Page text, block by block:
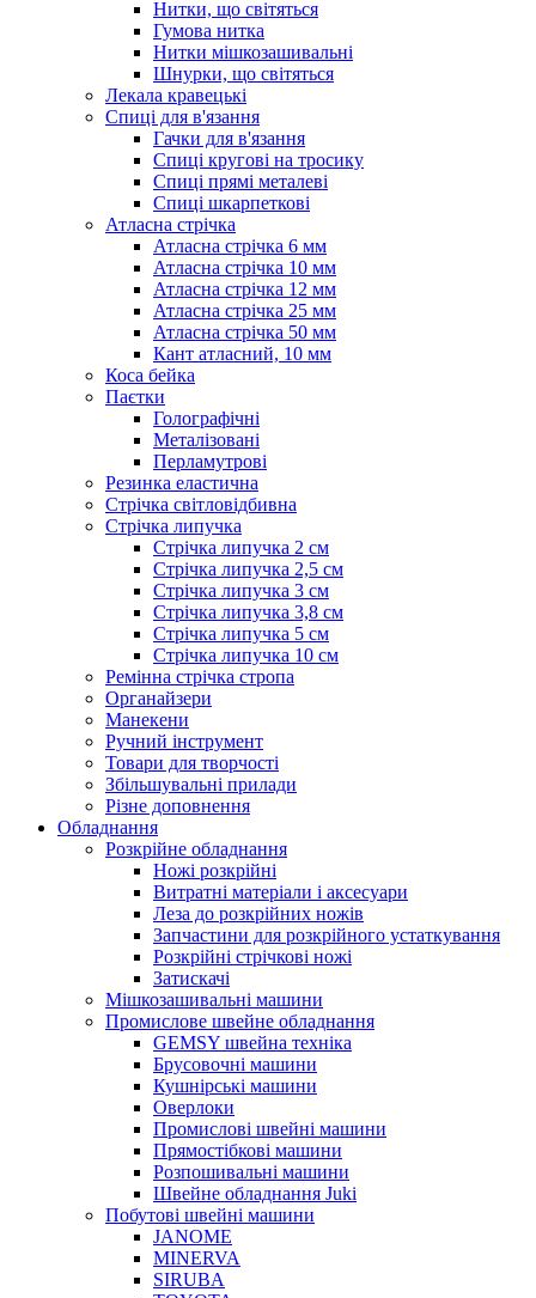
Нитки, що світяться
Гумова нитка
Нитки мішкозашивальні
Шнурки, що світяться
Лекала кравецькі
Cпиці для в'язання
Гачки для в'язання
Спиці кругові на тросику
Спиці прямі металеві
Спиці шкарпеткові
Атласна стрічка
Атласна стрічка 6 мм
Атласна стрічка 10 мм
Атласна стрічка 12 мм
Атласна стрічка 25 мм
Атласна стрічка 50 мм
Кант атласний, 10 мм
Коса бейка
Паєтки
Голографічні
Металізовані
Перламутрові
Резинка еластична
Стрічка світловідбивна
Стрічка липучка
Стрічка липучка 2 см
Стрічка липучка 2,5 см
Стрічка липучка 3 см
Стрічка липучка 3,8 см
Стрічка липучка 5 см
Стрічка липучка 10 см
Ремінна стрічка стропа
Органайзери
Манекени
Ручний інструмент
Товари для творчості
Збільшувальні прилади
Різне доповнення
Обладнання
Розкрійне обладнання
Ножі розкрійні
Витратні матеріали і аксесуари
Леза до розкрійних ножів
Запчастини для розкрійного устаткування
Розкрійні стрічкові ножі
Затискачі
Мішкозашивальні машини
Промислове швейне обладнання
GEMSY швейна техніка
Брусовочні машини
Кушнірські машини
Оверлоки
Промислові швейні машини
Прямостібкові машини
Розпошивальні машини
Швейне обладнання Juki
Побутові швейні машини
JANOME
MINERVA
SIRUBA